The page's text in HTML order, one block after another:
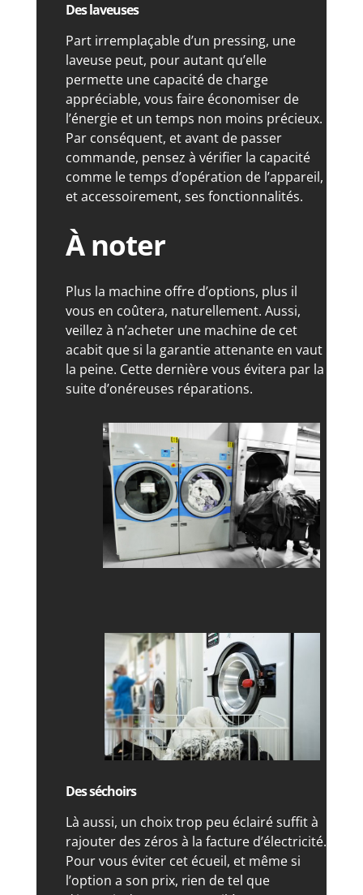
Des laveuses
Part irremplaçable d’un pressing, une
laveuse peut, pour autant qu’elle
permette une capacité de charge
appréciable, vous faire économiser de
l’énergie et un temps non moins précieux.
Par conséquent, et avant de passer
commande, pensez à vérifier la capacité
comme le temps d’opération de l’appareil,
et accessoirement, ses fonctionnalités.
À noter
Plus la machine offre d’options, plus il
vous en coûtera, naturellement. Aussi,
veillez à n’acheter une machine de cet
acabit que si la garantie attenante en vaut
la peine. Cette dernière vous évitera par la
suite d’onéreuses réparations.
Des séchoirs
Là aussi, un choix trop peu éclairé suffit à
rajouter des zéros à la facture d’électricité.
Pour vous éviter cet écueil, et même si
l’option a son prix, rien de tel que